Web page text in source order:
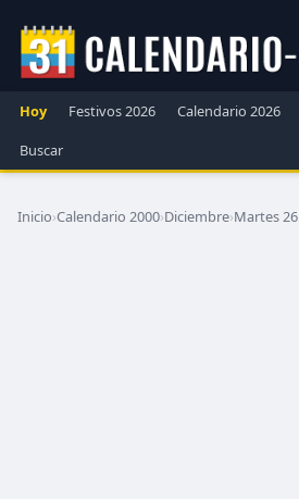
Hoy Festivos 2026 Calendario 2026
Buscar
Inicio›Calendario 2000›Diciembre›Martes 26